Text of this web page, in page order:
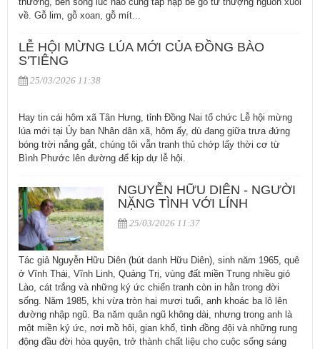
về. Gỗ lim, gỗ xoan, gỗ mít...
LỄ HỘI MỪNG LÚA MỚI CỦA ĐỒNG BÀO
S'TIÊNG
25/03/2026 11:38
Hay tin cái hôm xã Tân Hưng, tỉnh Đồng Nai tổ chức Lễ hội mừng
lúa mới tại Ủy ban Nhân dân xã, hôm ấy, dù đang giữa trưa đứng
bóng trời nắng gắt, chúng tôi vẫn tranh thủ chớp lấy thời cơ từ
Bình Phước lên đường để kịp dự lễ hội.
NGUYỄN HỮU DIÊN - NGƯỜI
NẶNG TÌNH VỚI LÍNH
25/03/2026 11:37
Tác giả Nguyễn Hữu Diên (bút danh Hữu Diên), sinh năm 1965, quê
ở Vĩnh Thái, Vĩnh Linh, Quảng Trị, vùng đất miền Trung nhiều gió
Lào, cát trắng và những ký ức chiến tranh còn in hằn trong đời
sống. Năm 1985, khi vừa tròn hai mươi tuổi, anh khoác ba lô lên
đường nhập ngũ. Ba năm quân ngũ không dài, nhưng trong anh là
một miền ký ức, nơi mồ hôi, gian khổ, tình đồng đội và những rung
động đầu đời hòa quyện, trở thành chất liệu cho cuộc sống sáng